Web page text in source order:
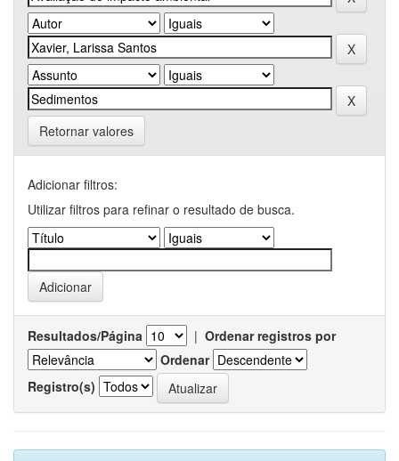
Retornar valores
Adicionar filtros:
Utilizar filtros para refinar o resultado de busca.
Resultados/Página | Ordenar registros por
Ordenar
Registro(s)